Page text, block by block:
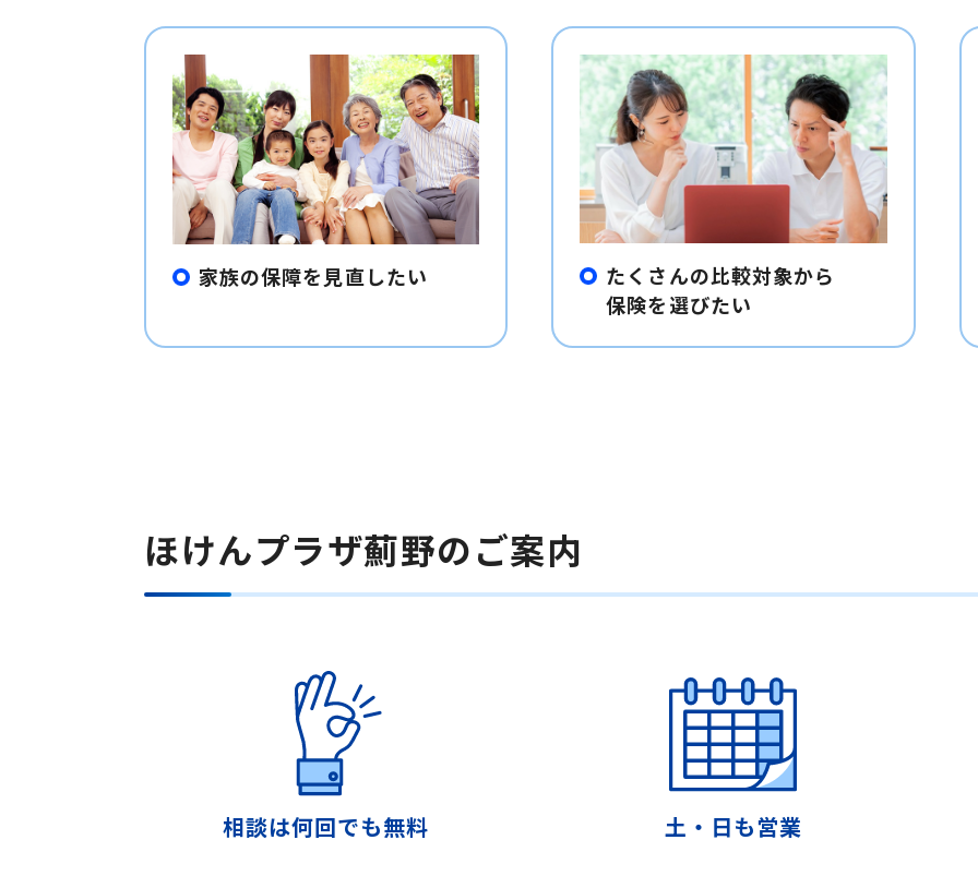
家族の保障を見直したい
たくさんの比較対象から
保険を選びたい
ほけんプラザ薊野のご案内
相談は何回でも無料 土・日も営業